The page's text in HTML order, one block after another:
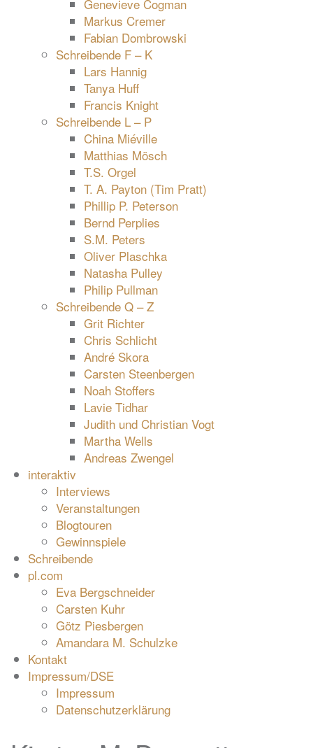
Genevieve Cogman
Markus Cremer
Fabian Dombrowski
Schreibende F – K
Lars Hannig
Tanya Huff
Francis Knight
Schreibende L – P
China Miéville
Matthias Mösch
T.S. Orgel
T. A. Payton (Tim Pratt)
Phillip P. Peterson
Bernd Perplies
S.M. Peters
Oliver Plaschka
Natasha Pulley
Philip Pullman
Schreibende Q – Z
Grit Richter
Chris Schlicht
André Skora
Carsten Steenbergen
Noah Stoffers
Lavie Tidhar
Judith und Christian Vogt
Martha Wells
Andreas Zwengel
interaktiv
Interviews
Veranstaltungen
Blogtouren
Gewinnspiele
Schreibende
pl.com
Eva Bergschneider
Carsten Kuhr
Götz Piesbergen
Amandara M. Schulzke
Kontakt
Impressum/DSE
Impressum
Datenschutzerklärung